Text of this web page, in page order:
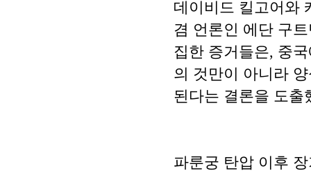
데이비드 킬고어와
겸 언론인 에단 구
집한 증거들은, 중
의 것만이 아니라
된다는 결론을 도출
파룬궁 탄압 이후